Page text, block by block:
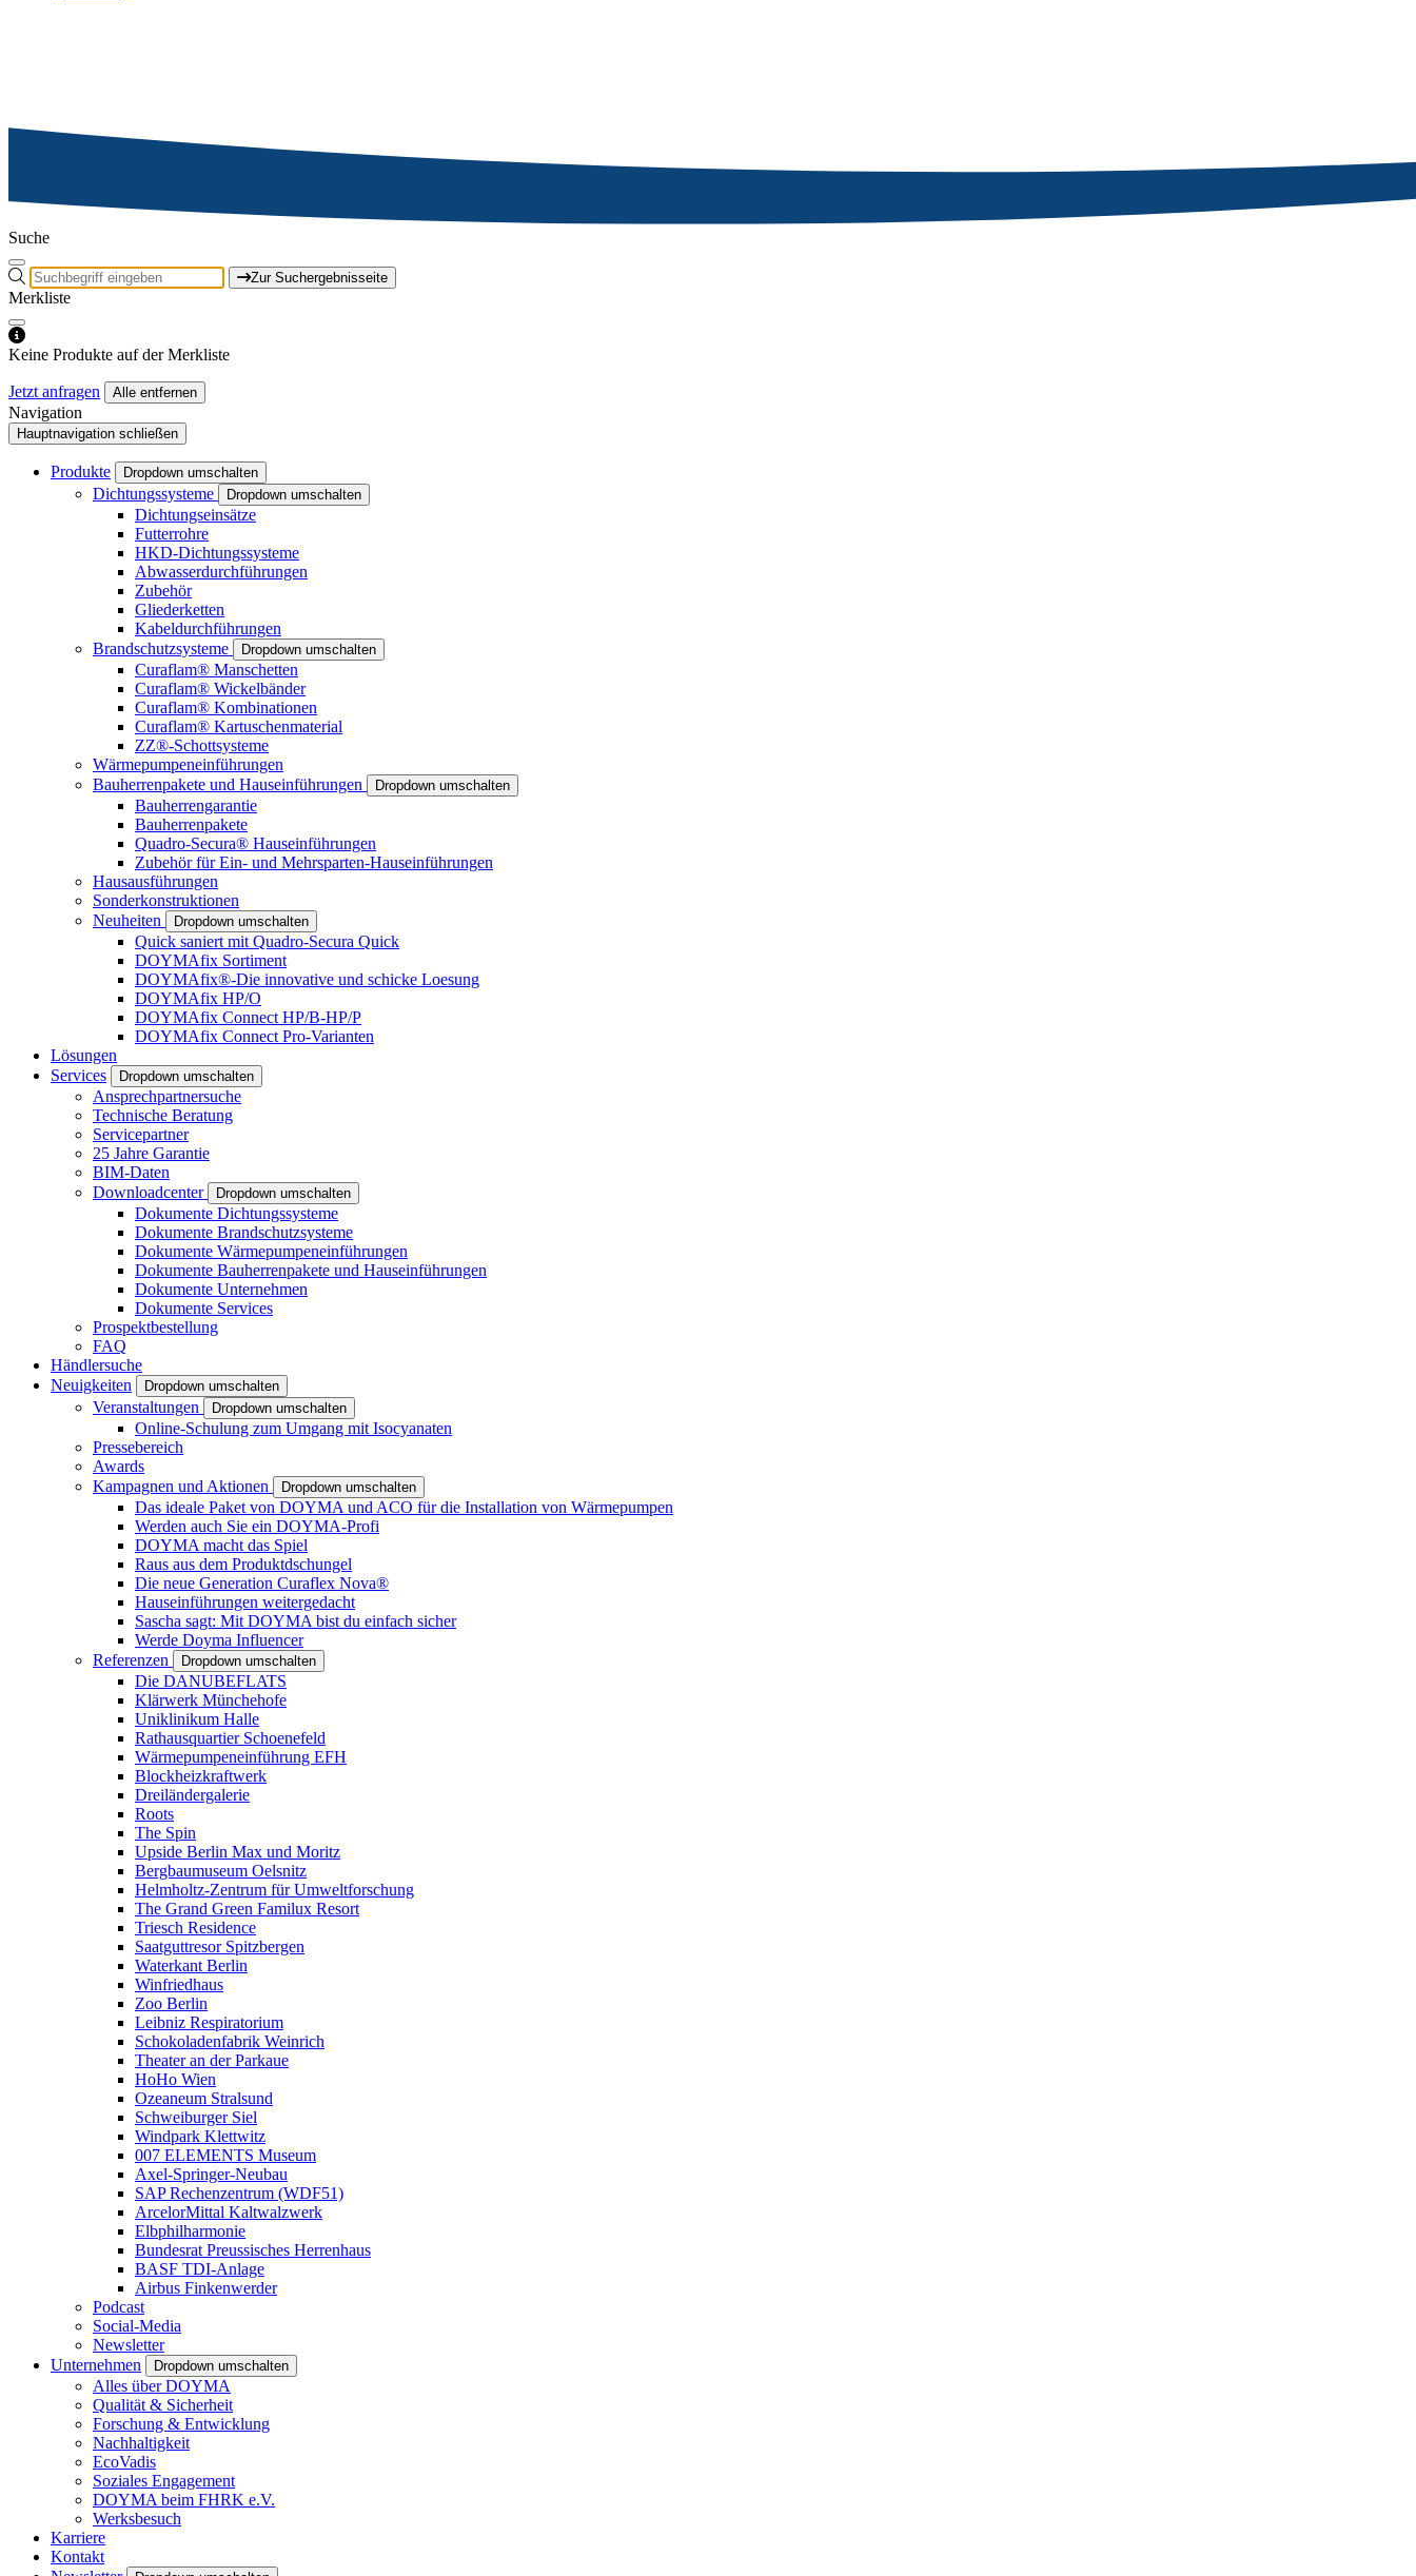
Suche
Zur Suchergebnisseite
Merkliste
Keine Produkte auf der Merkliste
Jetzt anfragen Alle entfernen
Navigation
Hauptnavigation schließen
Produkte Dropdown umschalten
Dichtungssysteme Dropdown umschalten
Dichtungseinsätze
Futterrohre
HKD-Dichtungssysteme
Abwasserdurchführungen
Zubehör
Gliederketten
Kabeldurchführungen
Brandschutzsysteme
Dropdown umschalten
Curaflam® Manschetten
Curaflam® Wickelbänder
Curaflam® Kombinationen
Curaflam® Kartuschenmaterial
ZZ®-Schottsysteme
Wärmepumpeneinführungen
Bauherrenpakete und Hauseinführungen
Dropdown umschalten
Bauherrengarantie
Bauherrenpakete
Quadro-Secura® Hauseinführungen
Zubehör für Ein- und Mehrsparten-Hauseinführungen
Hausausführungen
Sonderkonstruktionen
Neuheiten
Dropdown umschalten
Quick saniert mit Quadro-Secura Quick
DOYMAfix Sortiment
DOYMAfix®-Die innovative und schicke Loesung
DOYMAfix HP/O
DOYMAfix Connect HP/B-HP/P
DOYMAfix Connect Pro-Varianten
Lösungen
Services
Dropdown umschalten
Ansprechpartnersuche
Technische Beratung
Servicepartner
25 Jahre Garantie
BIM-Daten
Downloadcenter
Dropdown umschalten
Dokumente Dichtungssysteme
Dokumente Brandschutzsysteme
Dokumente Wärmepumpeneinführungen
Dokumente Bauherrenpakete und Hauseinführungen
Dokumente Unternehmen
Dokumente Services
Prospektbestellung
FAQ
Händlersuche
Neuigkeiten
Dropdown umschalten
Veranstaltungen Dropdown umschalten
Online-Schulung zum Umgang mit Isocyanaten
Pressebereich
Awards
Kampagnen und Aktionen
Dropdown umschalten
Das ideale Paket von DOYMA und ACO für die Installation von Wärmepumpen
Werden auch Sie ein DOYMA-Profi
DOYMA macht das Spiel
Raus aus dem Produktdschungel
Die neue Generation Curaflex Nova®
Hauseinführungen weitergedacht
Sascha sagt: Mit DOYMA bist du einfach sicher
Werde Doyma Influencer
Referenzen
Dropdown umschalten
Die DANUBEFLATS
Klärwerk Münchehofe
Uniklinikum Halle
Rathausquartier Schoenefeld
Wärmepumpeneinführung EFH
Blockheizkraftwerk
Dreiländergalerie
Roots
The Spin
Upside Berlin Max und Moritz
Bergbaumuseum Oelsnitz
Helmholtz-Zentrum für Umweltforschung
The Grand Green Familux Resort
Triesch Residence
Saatguttresor Spitzbergen
Waterkant Berlin
Winfriedhaus
Zoo Berlin
Leibniz Respiratorium
Schokoladenfabrik Weinrich
Theater an der Parkaue
HoHo Wien
Ozeaneum Stralsund
Schweiburger Siel
Windpark Klettwitz
007 ELEMENTS Museum
Axel-Springer-Neubau
SAP Rechenzentrum (WDF51)
ArcelorMittal Kaltwalzwerk
Elbphilharmonie
Bundesrat Preussisches Herrenhaus
BASF TDI-Anlage
Airbus Finkenwerder
Podcast
Social-Media
Newsletter
Unternehmen
Dropdown umschalten
Alles über DOYMA
Qualität & Sicherheit
Forschung & Entwicklung
Nachhaltigkeit
EcoVadis
Soziales Engagement
DOYMA beim FHRK e.V.
Werksbesuch
Karriere
Kontakt